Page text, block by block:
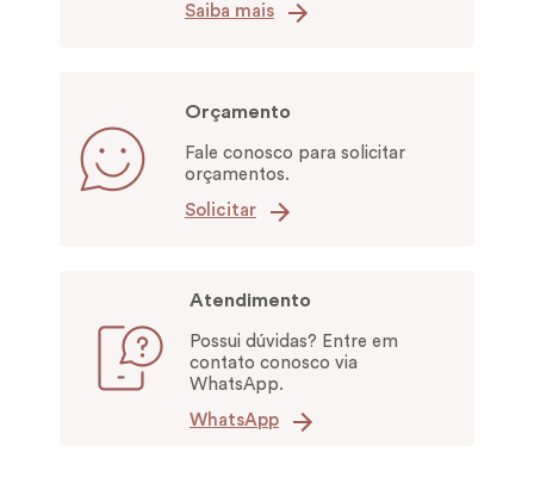
Saiba mais
Orçamento
Fale conosco para solicitar
orçamentos.
Solicitar
Atendimento
Possui dúvidas? Entre em
contato conosco via
WhatsApp.
WhatsApp